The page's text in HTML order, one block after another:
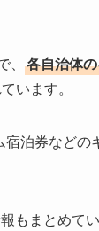
各自治体
います。
泊券などの
もまとめて